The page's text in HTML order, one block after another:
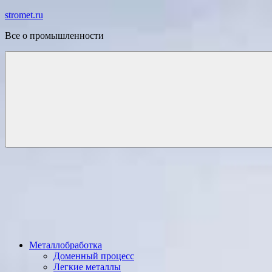
Перейти
содержимому
stromet.ru
Все о промышленности
Металлобработка
Доменный процесс
Легкие металлы